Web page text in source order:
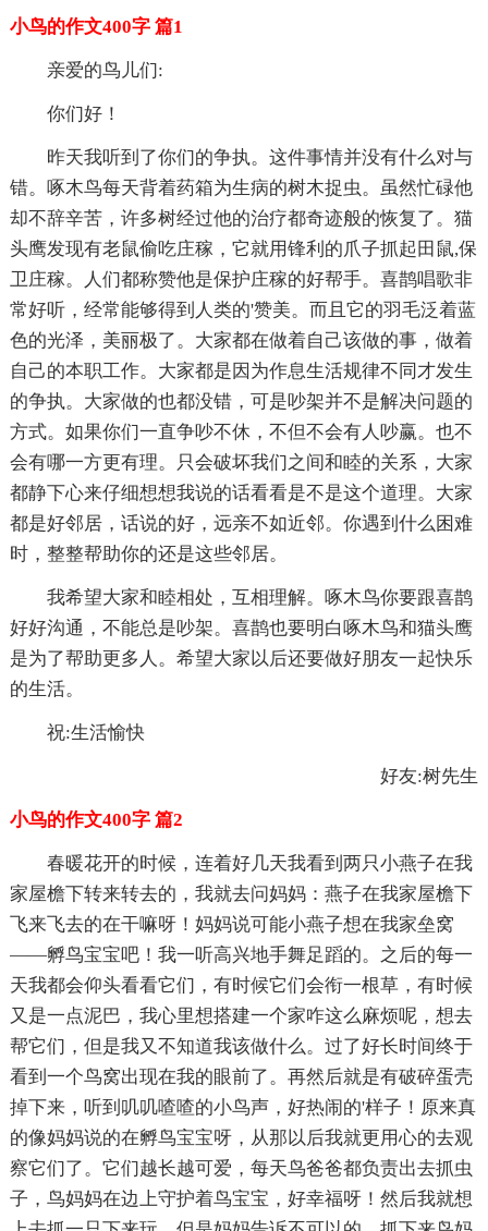
小鸟的作文400字 篇1
亲爱的鸟儿们:
你们好！
昨天我听到了你们的争执。这件事情并没有什么对与
错。啄木鸟每天背着药箱为生病的树木捉虫。虽然忙碌他
却不辞辛苦，许多树经过他的治疗都奇迹般的恢复了。猫
头鹰发现有老鼠偷吃庄稼，它就用锋利的爪子抓起田鼠,保
卫庄稼。人们都称赞他是保护庄稼的好帮手。喜鹊唱歌非
常好听，经常能够得到人类的'赞美。而且它的羽毛泛着蓝
色的光泽，美丽极了。大家都在做着自己该做的事，做着
自己的本职工作。大家都是因为作息生活规律不同才发生
的争执。大家做的也都没错，可是吵架并不是解决问题的
方式。如果你们一直争吵不休，不但不会有人吵赢。也不
会有哪一方更有理。只会破坏我们之间和睦的关系，大家
都静下心来仔细想想我说的话看看是不是这个道理。大家
都是好邻居，话说的好，远亲不如近邻。你遇到什么困难
时，整整帮助你的还是这些邻居。
我希望大家和睦相处，互相理解。啄木鸟你要跟喜鹊
好好沟通，不能总是吵架。喜鹊也要明白啄木鸟和猫头鹰
是为了帮助更多人。希望大家以后还要做好朋友一起快乐
的生活。
祝:生活愉快
好友:树先生
小鸟的作文400字 篇2
春暖花开的时候，连着好几天我看到两只小燕子在我
家屋檐下转来转去的，我就去问妈妈：燕子在我家屋檐下
飞来飞去的在干嘛呀！妈妈说可能小燕子想在我家垒窝
——孵鸟宝宝吧！我一听高兴地手舞足蹈的。之后的每一
天我都会仰头看看它们，有时候它们会衔一根草，有时候
又是一点泥巴，我心里想搭建一个家咋这么麻烦呢，想去
帮它们，但是我又不知道我该做什么。过了好长时间终于
看到一个鸟窝出现在我的眼前了。再然后就是有破碎蛋壳
掉下来，听到叽叽喳喳的小鸟声，好热闹的'样子！原来真
的像妈妈说的在孵鸟宝宝呀，从那以后我就更用心的去观
察它们了。它们越长越可爱，每天鸟爸爸都负责出去抓虫
子，鸟妈妈在边上守护着鸟宝宝，好幸福呀！然后我就想